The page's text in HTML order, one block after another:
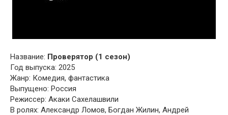
Название: Проверятор (1 сезон)
Год выпуска: 2025
Жанр: Комедия, фантастика
Выпущено: Россия
Режиссер: Акаки Сахелашвили
В ролях: Александр Ломов, Богдан Жилин, Андрей